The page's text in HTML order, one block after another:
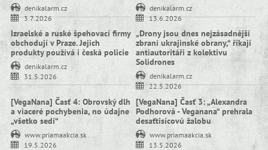
denikalarm.cz
3.7.2026
denikalarm.cz
13.6.2026
Izraelské a ruské špehovací firmy
obchodují v Praze. Jejich
produkty používá i česká policie
denikalarm.cz
31.5.2026
„Drony jsou dnes nejzásadnější
zbraní ukrajinské obrany,“ říkají
antiautoritáři z kolektivu
Solidrones
denikalarm.cz
22.5.2026
[VegaNana] Časť 4: Obrovský dlh
a viaceré pochybenia, no údajne
„všetko sedí“
www.priamaakcia.sk
19.5.2026
[VegaNana] Časť 3: „Alexandra
Podhorová - Veganana“ prehrala
desaťtisícovú žalobu
www.priamaakcia.sk
13.5.2026